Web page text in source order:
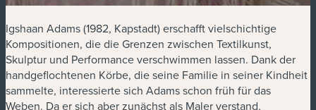
Igshaan Adams (1982, Kapstadt) erschafft vielschichtige
Kompositionen, die die Grenzen zwischen Textilkunst,
Skulptur und Performance verschwimmen lassen. Dank der
handgeflochtenen Körbe, die seine Familie in seiner Kindheit
sammelte, interessierte sich Adams schon früh für das
Weben. Da er sich aber zunächst als Maler verstand,